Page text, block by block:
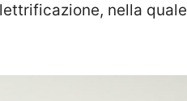
nella quale